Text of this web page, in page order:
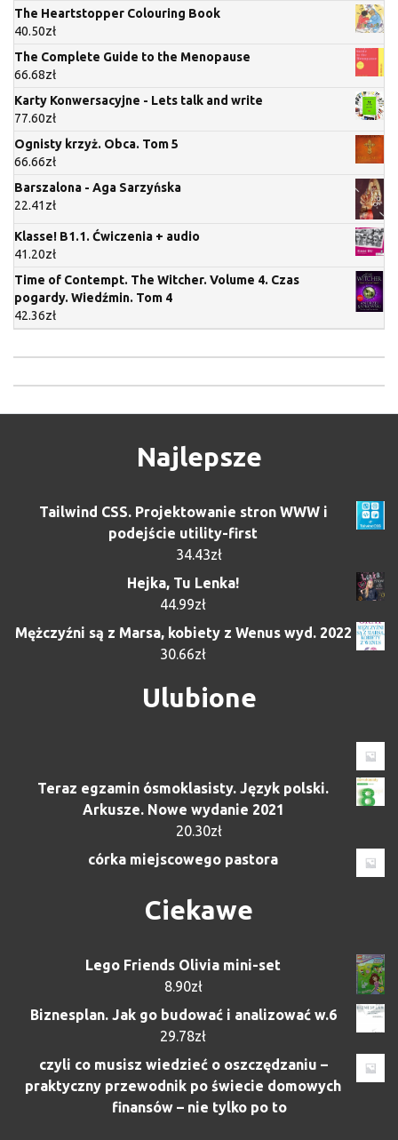
The Heartstopper Colouring Book
40.50zł
The Complete Guide to the Menopause
66.68zł
Karty Konwersacyjne - Lets talk and write
77.60zł
Ognisty krzyż. Obca. Tom 5
66.66zł
Barszalona - Aga Sarzyńska
22.41 zł
Klasse! B1.1. Ćwiczenia + audio
41.20zł
Time of Contempt. The Witcher. Volume 4. Czas
pogardy. Wiedźmin. Tom 4
42.36zł
Najlepsze
Tailwind CSS. Projektowanie stron WWW i
podejście utility-first
34.43zł
Hejka, Tu Lenka!
44.99zł
Mężczyźni są z Marsa, kobiety z Wenus wyd. 2022
30.66zł
Ulubione
Teraz egzamin ósmoklasisty. Język polski.
Arkusze. Nowe wydanie 2021
20.30zł
córka miejscowego pastora
Ciekawe
Lego Friends Olivia mini-set
8.90zł
Biznesplan. Jak go budować i analizować w.6
29.78zł
czyli co musisz wiedzieć o oszczędzaniu –
praktyczny przewodnik po świecie domowych
finansów – nie tylko po to